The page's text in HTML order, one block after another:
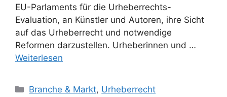
EU-Parlaments für die Urheberrechts-
Evaluation, an Künstler und Autoren, ihre Sicht
auf das Urheberrecht und notwendige
Reformen darzustellen. Urheberinnen und …
Weiterlesen
Kategorien
Branche & Markt, Urheberrecht